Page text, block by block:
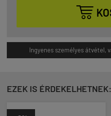

Ingyenes személyes átvétel,
EZEK IS ÉRDEKELHETNEK: